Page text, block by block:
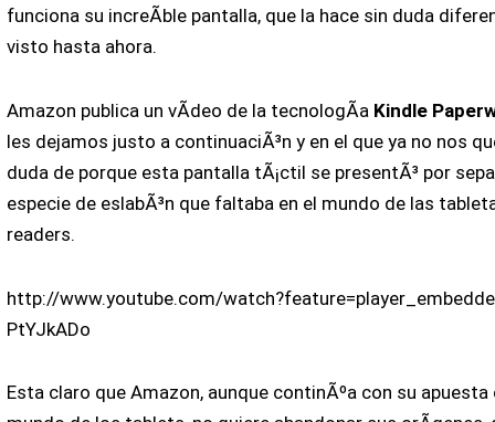
funciona su increÃ­ble pantalla, que la hace sin duda
visto hasta ahora.
Amazon publica un vÃ­deo de la tecnologÃ­a Kindle
les dejamos justo a continuaciÃ³n y en el que ya no nos
duda de porque esta pantalla tÃ¡ctil se presentÃ³ por
especie de eslabÃ³n que faltaba en el mundo de las
readers.
http://www.youtube.com/
PtYJkADo
Esta claro que Amazon, aunque continÃºa con su apuesta